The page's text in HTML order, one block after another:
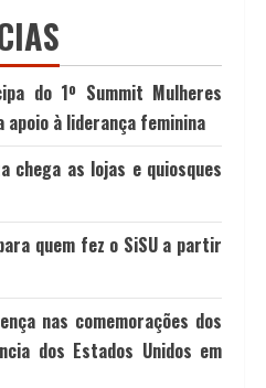
do 1º Summit Mulheres
à liderança feminina
chega as lojas e quiosques
quem fez o SiSU a partir
nas comemorações dos
dos Estados Unidos em